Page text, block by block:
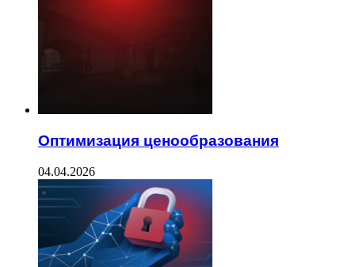
Оптимизация ценообразования
04.04.2026